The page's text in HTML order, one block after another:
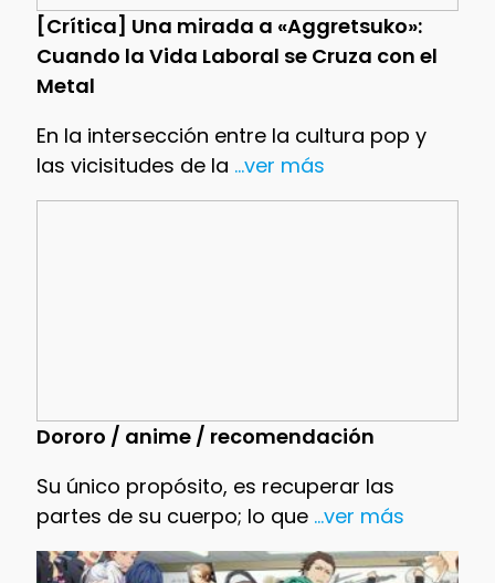
[Crítica] Una mirada a «Aggretsuko»:
Cuando la Vida Laboral se Cruza con el
Metal
En la intersección entre la cultura pop y
las vicisitudes de la ...ver más
Dororo / anime / recomendación
Su único propósito, es recuperar las
partes de su cuerpo; lo que...ver más